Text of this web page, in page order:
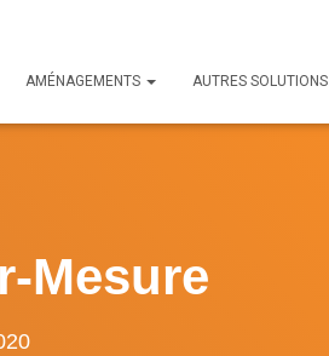
AMÉNAGEMENTS AUTRES SOLUTIONS
Mesure